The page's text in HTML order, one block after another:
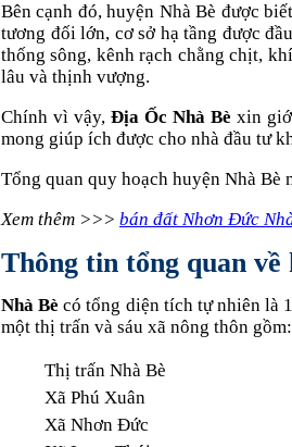
Bên cạnh đó, huyện Nhà Bè được
tương đối lớn, cơ sở hạ tầng được
thống sông, kênh rạch chằng chịt,
lâu và thịnh vượng.
Chính vì vậy, Địa Ốc Nhà Bè xin
mong giúp ích được cho nhà đầu tư
Tổng quan quy hoạch huyện Nhà Bè
Xem thêm >>> bán đất Nhơn Đức
Thông tin tổng quan về
Nhà Bè có tổng diện tích tự nhiên là
một thị trấn và sáu xã nông thôn gồm:
Thị trấn Nhà Bè
Xã Phú Xuân
Xã Nhơn Đức